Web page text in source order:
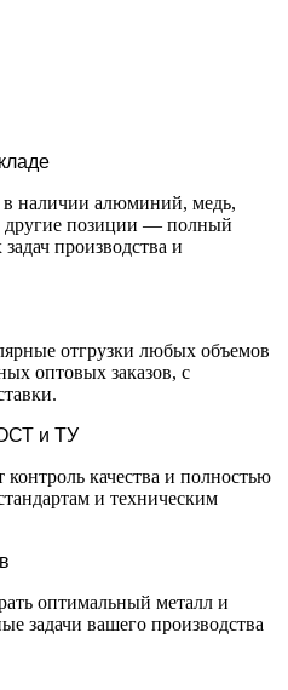
в наличии алюминий, медь,
другие позиции — полный
производства и
отгрузки любых объемов
оптовых заказов, с
и ТУ
качества и полностью
и техническим
оптимальный металл и
задачи вашего производства